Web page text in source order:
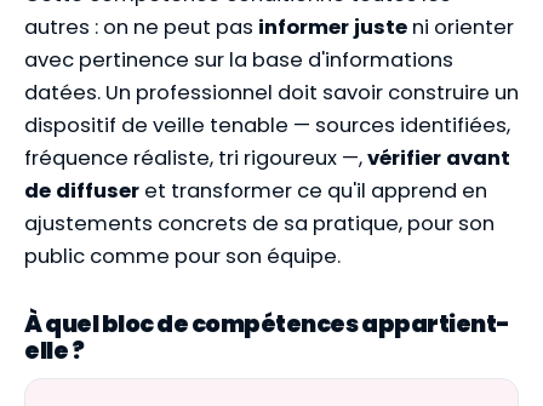
autres : on ne peut pas informer juste ni orienter
avec pertinence sur la base d'informations
datées. Un professionnel doit savoir construire un
dispositif de veille tenable — sources identifiées,
fréquence réaliste, tri rigoureux —,vérifier avant
de diffuser et transformer ce qu'il apprend en
ajustements concrets de sa pratique, pour son
public comme pour son équipe.
À quel bloc de compétences appartient-
elle ?